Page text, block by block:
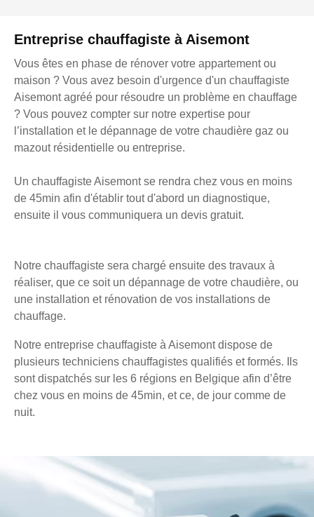
Entreprise chauffagiste à Aisemont
Vous êtes en phase de rénover votre appartement ou
maison ? Vous avez besoin d'urgence d'un chauffagiste
Aisemont agréé pour résoudre un problème en chauffage
? Vous pouvez compter sur notre expertise pour
l’installation et le dépannage de votre chaudière gaz ou
mazout résidentielle ou entreprise.
Un chauffagiste Aisemont se rendra chez vous en moins
de 45min afin d'établir tout d'abord un diagnostique,
ensuite il vous communiquera un devis gratuit.
Notre chauffagiste sera chargé ensuite des travaux à
réaliser, que ce soit un dépannage de votre chaudière, ou
une installation et rénovation de vos installations de
chauffage.
Notre entreprise chauffagiste à Aisemont dispose de
plusieurs techniciens chauffagistes qualifiés et formés. Ils
sont dispatchés sur les 6 régions en Belgique afin d’être
chez vous en moins de 45min, et ce, de jour comme de
nuit.